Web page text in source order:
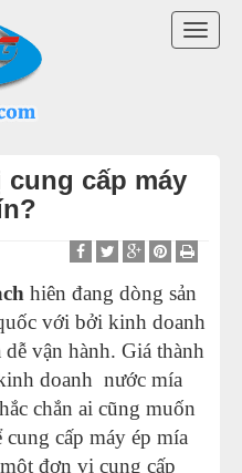
cấp máy
hiên đang dòng sản
với bởi kinh doanh
vận hành. Giá thành
doanh nước mía
chắn ai cũng muốn
cấp máy ép mía
đơn vị cung cấp